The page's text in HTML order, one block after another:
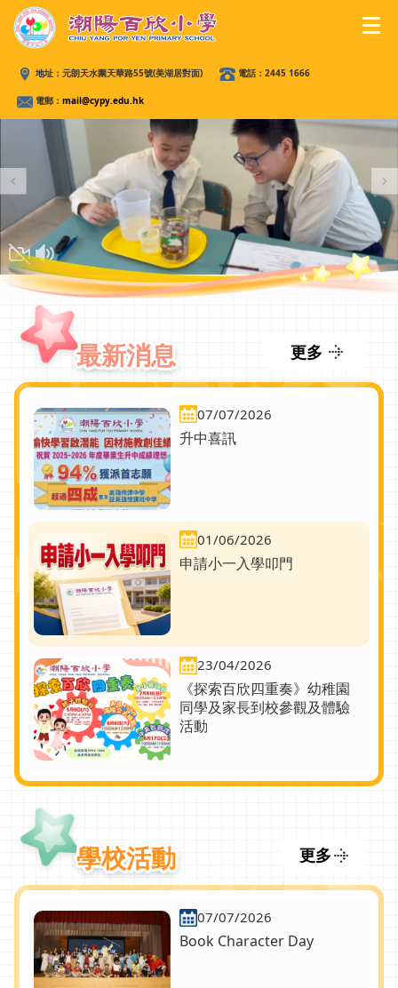
地址： 元朗天水圍天華路55號(美湖居對面) 電話： 2445 1666
電郵： mail@cypy.edu.hk
最新消息
07/07/2026
升中喜訊
01/06/2026
申請小一入學叩門
23/04/2026
《探索百欣四重奏》幼稚園
同學及家長到校參觀及體驗
活動
更多
學校活動
07/07/2026
Book Character Day
更多